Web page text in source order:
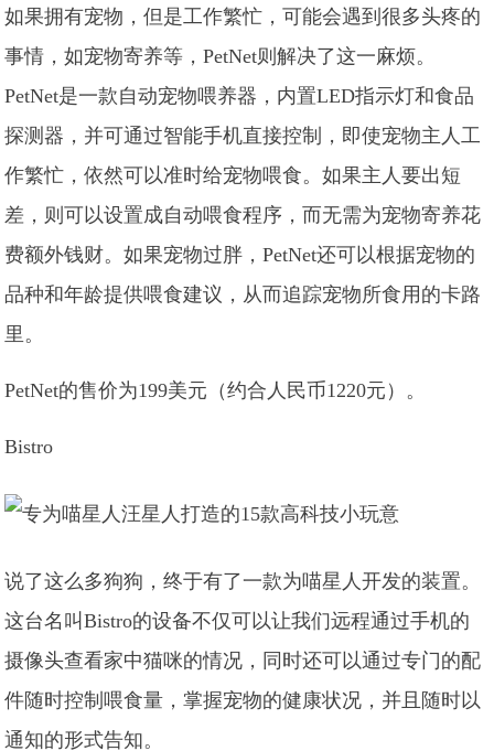
如果拥有宠物，但是工作繁忙，可能会遇到很多头疼的
事情，如宠物寄养等，PetNet则解决了这一麻烦。
PetNet是一款自动宠物喂养器，内置LED指示灯和食品
探测器，并可通过智能手机直接控制，即使宠物主人工
作繁忙，依然可以准时给宠物喂食。如果主人要出短
差，则可以设置成自动喂食程序，而无需为宠物寄养花
费额外钱财。如果宠物过胖，PetNet还可以根据宠物的
品种和年龄提供喂食建议，从而追踪宠物所食用的卡路
里。
PetNet的售价为199美元（约合人民币1220元）。
Bistro
说了这么多狗狗，终于有了一款为喵星人开发的装置。
这台名叫Bistro的设备不仅可以让我们远程通过手机的
摄像头查看家中猫咪的情况，同时还可以通过专门的配
件随时控制喂食量，掌握宠物的健康状况，并且随时以
通知的形式告知。